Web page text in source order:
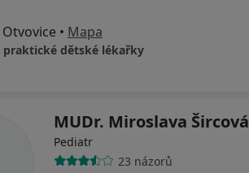
Otvovice • Mapa
praktické dětské lékařky
MUDr. Miroslava Šircová
Pediatr
23 názorů